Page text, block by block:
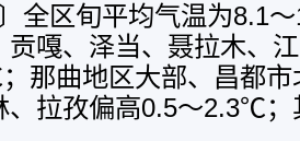
全区旬平均气温为8.1
贡嘎、泽当、聂拉木、
那曲地区大部、昌都市
、拉孜偏高0.5～2.3℃；